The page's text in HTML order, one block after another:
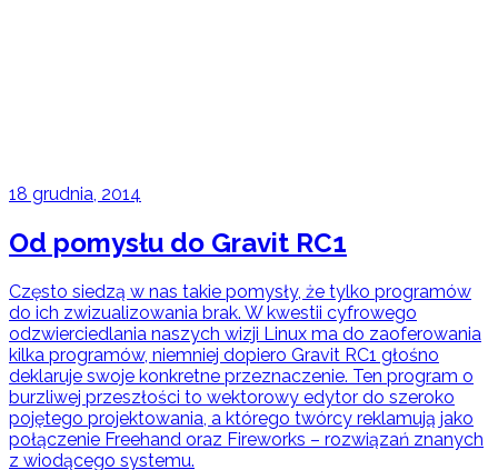
18 grudnia, 2014
Od pomysłu do Gravit RC1
Często siedzą w nas takie pomysły, że tylko programów
do ich zwizualizowania brak. W kwestii cyfrowego
odzwierciedlania naszych wizji Linux ma do zaoferowania
kilka programów, niemniej dopiero Gravit RC1 głośno
deklaruje swoje konkretne przeznaczenie. Ten program o
burzliwej przeszłości to wektorowy edytor do szeroko
pojętego projektowania, a którego twórcy reklamują jako
połączenie Freehand oraz Fireworks – rozwiązań znanych
z wiodącego systemu.